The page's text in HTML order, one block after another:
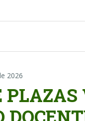
2026
PLAZAS